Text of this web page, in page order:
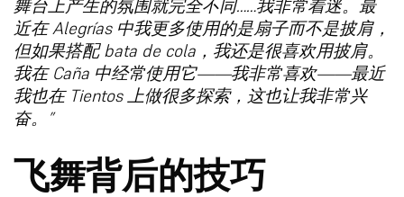
舞台上产生的氛围就完全不同……我非常着迷。最
近在 Alegrías 中我更多使用的是扇子而不是披肩，
但如果搭配 bata de cola，我还是很喜欢用披肩。
我在 Caña 中经常使用它——我非常喜欢——最近
我也在 Tientos 上做很多探索，这也让我非常兴
奋。”
飞舞背后的技巧